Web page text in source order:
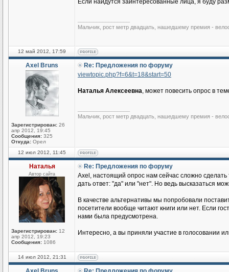
Если найдутся заинтересованные лица, я буду
Мальчик, рост метр двадцать, нашедшему премия -
12 май 2012, 17:59
Axel Bruns
Зарегистрирован: 26
апр 2012, 19:45
Сообщения: 325
Откуда: Орел
Re: Предложения по форуму
viewtopic.php?f=6&t=18&start=50
Наталья Алексеевна, может повесить опрос в
Мальчик, рост метр двадцать, нашедшему премия -
12 июл 2012, 11:45
Наталья
Автор сайта
Зарегистрирован: 12
апр 2012, 19:23
Сообщения: 1086
Re: Предложения по форуму
Axel, настоящий опрос нам сейчас сложно
дать ответ: "да" или "нет". Но ведь высказаться
В качестве альтернативы мы попробовали
посетители вообще читают книги или нет. Если
нами была предусмотрена.
Интересно, а вы приняли участие в голосовании
14 июл 2012, 21:31